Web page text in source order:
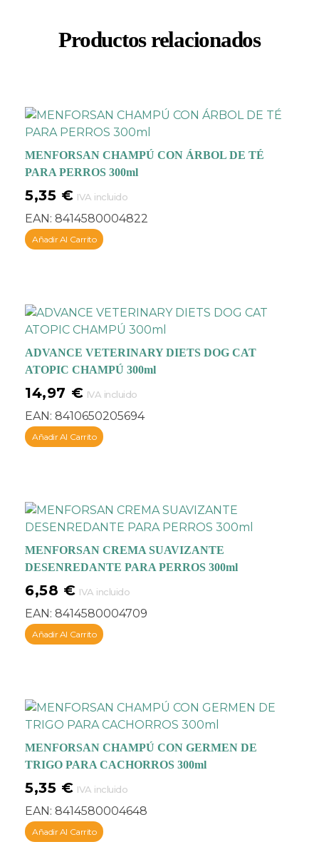
Productos relacionados
MENFORSAN CHAMPÚ CON ÁRBOL DE TÉ
PARA PERROS 300ml
5,35 € IVA incluido
EAN: 8414580004822
Añadir Al Carrito
ADVANCE VETERINARY DIETS DOG CAT
ATOPIC CHAMPÚ 300ml
14,97 € IVA incluido
EAN: 8410650205694
Añadir Al Carrito
MENFORSAN CREMA SUAVIZANTE
DESENREDANTE PARA PERROS 300ml
6,58 € IVA incluido
EAN: 8414580004709
Añadir Al Carrito
MENFORSAN CHAMPÚ CON GERMEN DE
TRIGO PARA CACHORROS 300ml
5,35 € IVA incluido
EAN: 8414580004648
Añadir Al Carrito